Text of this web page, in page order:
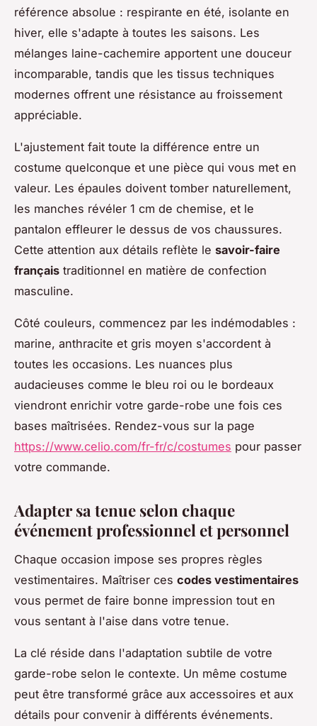
référence absolue : respirante en été, isolante en
hiver, elle s'adapte à toutes les saisons. Les
mélanges laine-cachemire apportent une douceur
incomparable, tandis que les tissus techniques
modernes offrent une résistance au froissement
appréciable.
L'ajustement fait toute la différence entre un
costume quelconque et une pièce qui vous met en
valeur. Les épaules doivent tomber naturellement,
les manches révéler 1 cm de chemise, et le
pantalon effleurer le dessus de vos chaussures.
Cette attention aux détails reflète le savoir-faire
français traditionnel en matière de confection
masculine.
Côté couleurs, commencez par les indémodables :
marine, anthracite et gris moyen s'accordent à
toutes les occasions. Les nuances plus
audacieuses comme le bleu roi ou le bordeaux
viendront enrichir votre garde-robe une fois ces
bases maîtrisées. Rendez-vous sur la page
https://www.celio.com/fr-fr/c/costumes pour passer
votre commande.
Adapter sa tenue selon chaque
événement professionnel et personnel
Chaque occasion impose ses propres règles
vestimentaires. Maîtriser ces codes vestimentaires
vous permet de faire bonne impression tout en
vous sentant à l'aise dans votre tenue.
La clé réside dans l'adaptation subtile de votre
garde-robe selon le contexte. Un même costume
peut être transformé grâce aux accessoires et aux
détails pour convenir à différents événements.